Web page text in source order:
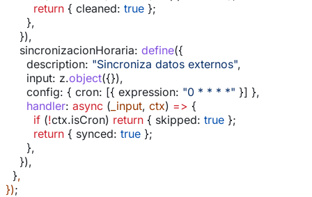
        return
{ cleaned: true };
      },
    }),
    sincronizacionHoraria:
define({
      description:
"Sincroniza datos externos",
      input:
z.object({}),
      config:
{ cron: [{ expression: "0 * * * *" }] },
      handler
: async ( _input, ctx) => {
        if
(!ctx.isCron) return { skipped: true };
        return
{ synced: true };
      },
    }),
  }
,
});